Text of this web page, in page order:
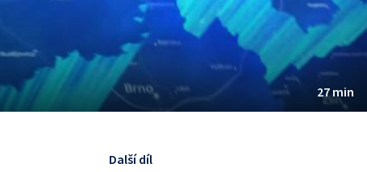
27 min
Další díl